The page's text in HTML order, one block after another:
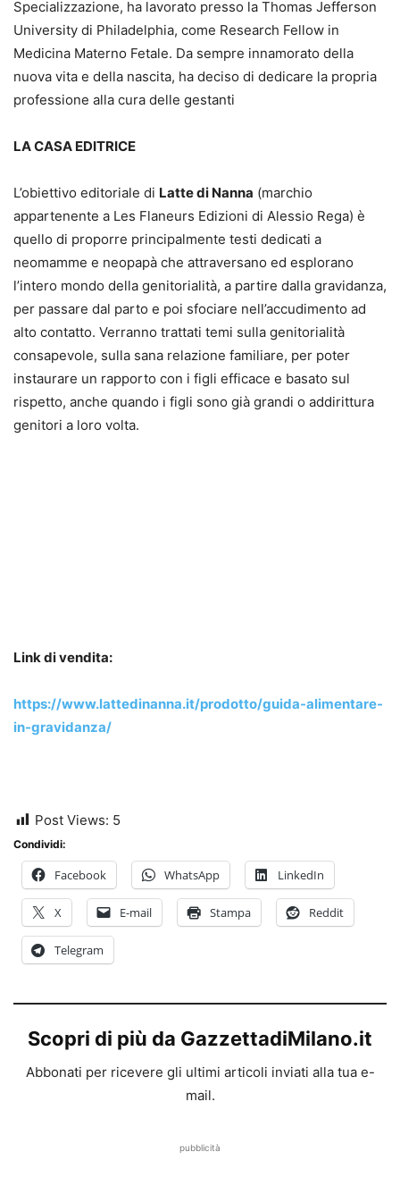
Specializzazione, ha lavorato presso la Thomas Jefferson
University di Philadelphia, come Research Fellow in
Medicina Materno Fetale. Da sempre innamorato della
nuova vita e della nascita, ha deciso di dedicare la propria
professione alla cura delle gestanti
LA CASA EDITRICE
L’obiettivo editoriale di Latte di Nanna (marchio
appartenente a Les Flaneurs Edizioni di Alessio Rega) è
quello di proporre principalmente testi dedicati a
neomamme e neopapà che attraversano ed esplorano
l’intero mondo della genitorialità, a partire dalla gravidanza,
per passare dal parto e poi sfociare nell’accudimento ad
alto contatto. Verranno trattati temi sulla genitorialità
consapevole, sulla sana relazione familiare, per poter
instaurare un rapporto con i figli efficace e basato sul
rispetto, anche quando i figli sono già grandi o addirittura
genitori a loro volta.
Link di vendita:
https://www.lattedinanna.it/prodotto/guida-alimentare-
in-gravidanza/
Post Views: 5
Condividi:
Facebook WhatsApp LinkedIn
X E-mail Stampa Reddit
Telegram
Scopri di più da GazzettadiMilano.it
Abbonati per ricevere gli ultimi articoli inviati alla tua e-
mail.
pubblicità